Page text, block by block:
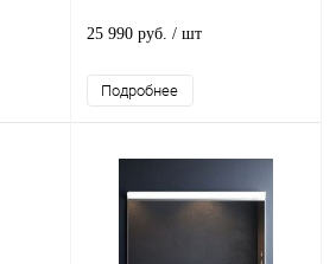
25 990 руб. / шт
Подробнее